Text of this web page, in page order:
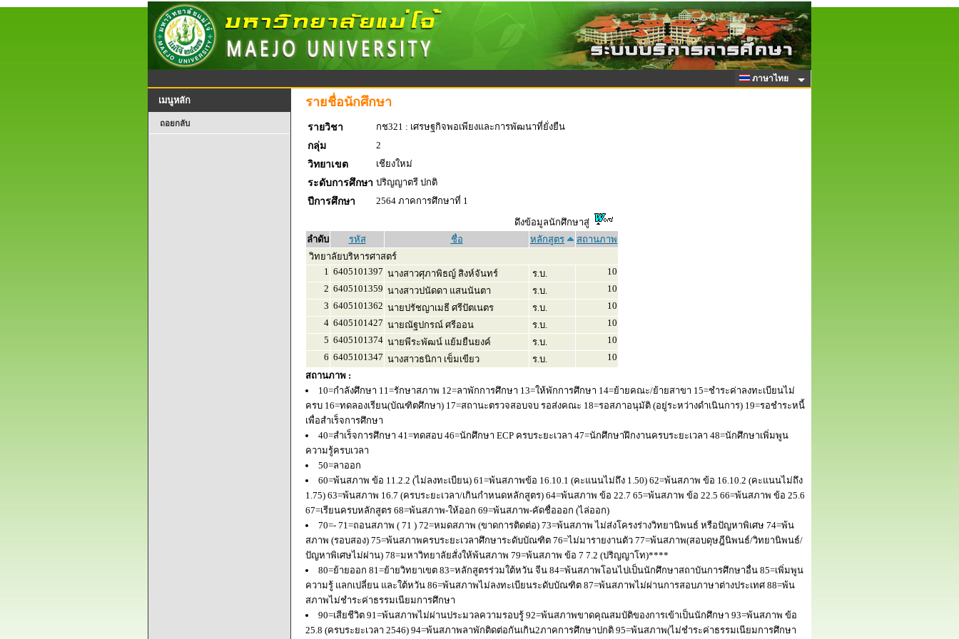
ภาษาไทย
เมนูหลัก
ถอยกลับ
รายชื่อนักศึกษา
รายวิชา
กช321 : เศรษฐกิจพอเพียงและการพัฒนาที่ยั่งยืน
กลุ่ม
2
วิทยาเขต
เชียงใหม่
ระดับการศึกษา ปริญญาตรี ปกติ
ปีการศึกษา
2564 ภาคการศึกษาที่ 1
ดึงข้อมูลนักศึกษาสู่
ลำดับ
รหัส ชื่อ หลักสูตร
สถานภาพ
วิทยาลัยบริหารศาสตร์
1 6405101397 นางสาวศุภาพิธญ์ สิงห์จันทร์ ร.บ.
10
2 6405101359 นางสาวปนัดดา แสนนันตา ร.บ.
10
3 6405101362 นายปรัชญาเมธี ศรีปัตเนตร ร.บ.
10
4 6405101427 นายณัฐปกรณ์ ศรีออน ร.บ.
10
5 6405101374 นายพีระพัฒน์ แย้มยืนยงค์ ร.บ.
10
6 6405101347 นางสาวธนิกา เข็มเขียว ร.บ.
10
สถานภาพ :
10=กำลังศึกษา 11=รักษาสภาพ 12=ลาพักการศึกษา 13=ให้พักการศึกษา 14=ย้ายคณะ/ย้ายสาขา 15=ชำระค่าลงทะเบียนไม่
ครบ 16=ทดลองเรียน(บัณฑิตศึกษา) 17=สถานะตรวจสอบจบ รอส่งคณะ 18=รอสภาอนุมัติ (อยู่ระหว่างดำเนินการ) 19=รอชำระหนี้
เพื่อสำเร็จการศึกษา
40=สำเร็จการศึกษา 41=ทดสอบ 46=นักศึกษา ECP ครบระยะเวลา 47=นักศึกษาฝึกงานครบระยะเวลา 48=นักศึกษาเพิ่มพูน
ความรู้ครบเวลา
50=ลาออก
60=พ้นสภาพ ข้อ 11.2.2 (ไม่ลงทะเบียน) 61=พ้นสภาพข้อ 16.10.1 (คะแนนไม่ถึง 1.50) 62=พ้นสภาพ ข้อ 16.10.2 (คะแนนไม่ถึง
1.75) 63=พ้นสภาพ 16.7 (ครบระยะเวลา/เกินกำหนดหลักสูตร) 64=พ้นสภาพ ข้อ 22.7 65=พ้นสภาพ ข้อ 22.5 66=พ้นสภาพ ข้อ 25.6
67=เรียนครบหลักสูตร 68=พ้นสภาพ-ให้ออก 69=พ้นสภาพ-คัดชื่อออก (ไล่ออก)
70=- 71=ถอนสภาพ ( 71 ) 72=หมดสภาพ (ขาดการติดต่อ) 73=พ้นสภาพ ไม่ส่งโครงร่างวิทยานิพนธ์ หรือปัญหาพิเศษ 74=พ้น
สภาพ (รอบสอง) 75=พ้นสภาพครบระยะเวลาศึกษาระดับบัณฑิต 76=ไม่มารายงานตัว 77=พ้นสภาพ(สอบดุษฎีนิพนธ์/วิทยานิพนธ์/
ปัญหาพิเศษไม่ผ่าน) 78=มหาวิทยาลัยสั่งให้พ้นสภาพ 79=พ้นสภาพ ข้อ 7 7.2 (ปริญญาโท)****
80=ย้ายออก 81=ย้ายวิทยาเขต 83=หลักสูตรร่วมใต้หวัน จีน 84=พ้นสภาพโอนไปเป็นนักศึกษาสถาบันการศึกษาอื่น 85=เพิ่มพูน
ความรู้ แลกเปลี่ยน และใต้หวัน 86=พ้นสภาพไม่ลงทะเบียนระดับบัณฑิต 87=พ้นสภาพไม่ผ่านการสอบภาษาต่างประเทศ 88=พ้น
สภาพไม่ชำระค่าธรรมเนียมการศึกษา
90=เสียชีวิต 91=พ้นสภาพไม่ผ่านประมวลความรอบรู้ 92=พ้นสภาพขาดคุณสมบัติของการเข้าเป็นนักศึกษา 93=พ้นสภาพ ข้อ
25.8 (ครบระยะเวลา 2546) 94=พ้นสภาพลาพักติดต่อกันเกิน2ภาคการศึกษาปกติ 95=พ้นสภาพ(ไม่ชำระค่าธรรมเนียมการศึกษา